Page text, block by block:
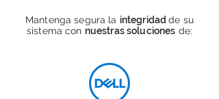
Mantenga segura la integridadde su
sistema con nuestras soluciones de: